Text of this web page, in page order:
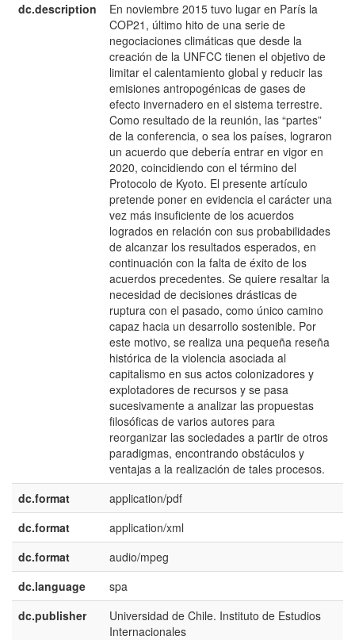
dc.description
En noviembre 2015 tuvo lugar en París la
COP21, último hito de una serie de
negociaciones climáticas que desde la
creación de la UNFCC tienen el objetivo de
limitar el calentamiento global y reducir las
emisiones antropogénicas de gases de
efecto invernadero en el sistema terrestre.
Como resultado de la reunión, las “partes”
de la conferencia, o sea los países, lograron
un acuerdo que debería entrar en vigor en
2020, coincidiendo con el término del
Protocolo de Kyoto. El presente artículo
pretende poner en evidencia el carácter una
vez más insuficiente de los acuerdos
logrados en relación con sus probabilidades
de alcanzar los resultados esperados, en
continuación con la falta de éxito de los
acuerdos precedentes. Se quiere resaltar la
necesidad de decisiones drásticas de
ruptura con el pasado, como único camino
capaz hacia un desarrollo sostenible. Por
este motivo, se realiza una pequeña reseña
histórica de la violencia asociada al
capitalismo en sus actos colonizadores y
explotadores de recursos y se pasa
sucesivamente a analizar las propuestas
filosóficas de varios autores para
reorganizar las sociedades a partir de otros
paradigmas, encontrando obstáculos y
ventajas a la realización de tales procesos.
dc.format
application/pdf
dc.format
application/xml
dc.format
audio/mpeg
dc.language
spa
dc.publisher
Universidad de Chile. Instituto de Estudios
Internacionales